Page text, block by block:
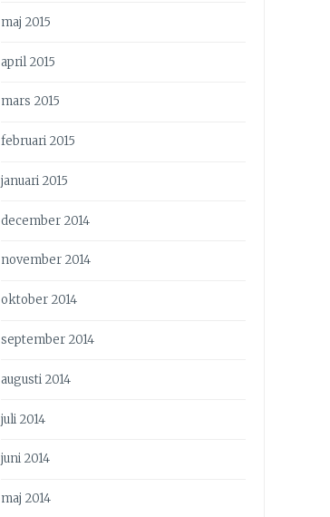
maj 2015
april 2015
mars 2015
februari 2015
januari 2015
december 2014
november 2014
oktober 2014
september 2014
augusti 2014
juli 2014
juni 2014
maj 2014